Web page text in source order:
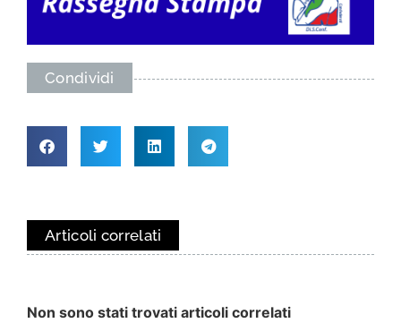
Condividi
Articoli correlati
Non sono stati trovati articoli correlati